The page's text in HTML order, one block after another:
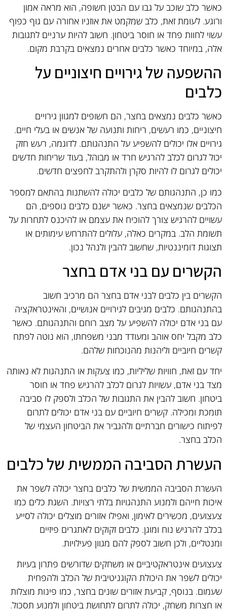
כאשר כלב שוכב על גבו עם הבטן חשופה, הוא מראה אמון
ורוגע. לעומת זאת, כלב שמקמט את אוזניו אחורה עם גוף כפוף
עשוי לחוות פחד או חוסר ביטחון. חשוב להיות ערניים לתגובות
אלה, במיוחד כאשר כלבים אחרים נמצאים בקרבת מקום.
ההשפעה של גירויים חיצוניים על
כלבים
כאשר כלבים נמצאים בחצר, הם חשופים למגוון גירויים
חיצוניים, כמו רעשים, ריחות ותנועה של אנשים או בעלי חיים.
גירויים אלו יכולים להשפיע על התנהגותם. לדוגמה, רעש חזק
יכול לגרום לכלב להרגיש חרד או מבוהל, בעוד שריחות חדשים
יכולים לגרום לו להיות סקרן ולהתקרב לחפצים חדשים.
כמו כן, התנהגותם של כלבים יכולה להשתנות בהתאם למספר
הכלבים שנמצאים בחצר. כאשר ישנם כלבים נוספים, הם
עשויים להרגיש צורך להוכיח את עצמם או להיכנס לתחרות על
תשומת הלב. במקרים כאלה, עלולים להתרחש עימותים או
תצוגות דומיננטיות, שחשוב להבין ולנהל נכון.
הקשרים עם בני אדם בחצר
הקשרים בין כלבים לבני אדם בחצר הם מרכיב חשוב
בהתנהגותם. כלבים מגיבים לגירויים אנושיים, והאינטראקציה
עם בני אדם יכולה להשפיע על מצב רוחם והתנהגותם. כאשר
כלב מקבל יחס אוהב ומעודד מבני משפחתו, הוא נוטה לפתח
קשרים חיוביים וליהנות מהנוכחות שלהם.
יחד עם זאת, חוויות שליליות, כמו צעקות או התנהגות לא נאותה
מצד בני אדם, עשויות לגרום לכלב להרגיש פחד או חוסר
ביטחון. חשוב להבין את התגובות של הכלב ולספק לו סביבה
תומכת ומכילה. קשרים חיוביים עם בני אדם יכולים לתרום
לפיתוח כישורים חברתיים ולהגביר את הביטחון העצמי של
הכלב בחצר.
העשרת הסביבה הממשית של כלבים
העשרת הסביבה הממשית של כלבים בחצר יכולה לשפר את
איכות חייהם ולמנוע התנהגויות בלתי רצויות. השגת כלים כמו
צעצועים, מכשירים לאימון, ואפילו אזורים מוצלים יכולה לסייע
בכלב להרגיש נוח ומוגן. כלבים זקוקים לאתגרים פיזיים
ומנטליים, ולכן חשוב לספק להם מגוון פעילויות.
צעצועים אינטראקטיביים או משחקים שדורשים פתרון בעיות
יכולים לשפר את היכולת הקוגניטיבית של הכלב ולהפחית
שעמום. בנוסף, קביעת אזורים שונים בחצר, כמו פינות מוצלות
או חצרות משחק, יכולה לתרום לתחושת ביטחון ולמנוע תסכול.